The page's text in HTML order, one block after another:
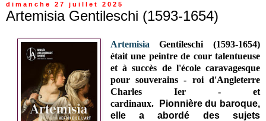
dimanche 27 juillet 2025
Artemisia Gentileschi (1593-1654)
ArtemisiaGentileschi (1593-1654)
était une peintre de cour talentueuse
et à succès de l'école caravagesque
pour souverains - roi d'Angleterre
Charles Ier -et
cardinaux.
Pionnière du baroque,
elle a abordé des sujets